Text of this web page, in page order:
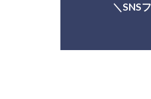
＼SNS